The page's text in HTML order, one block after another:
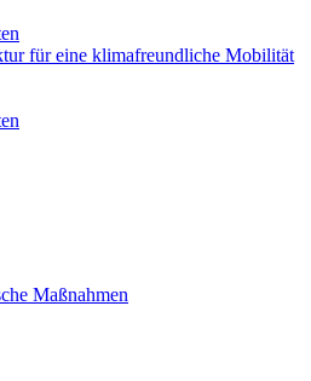
für eine klimafreundliche Mobilität
Maßnahmen